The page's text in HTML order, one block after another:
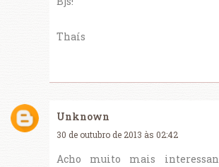
Thaís
Unknown
30 de outubro de 2013 às 02:42
Acho muito mais